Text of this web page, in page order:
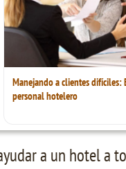
Manejando a clientes difíciles:
personal hotelero
a un hotel